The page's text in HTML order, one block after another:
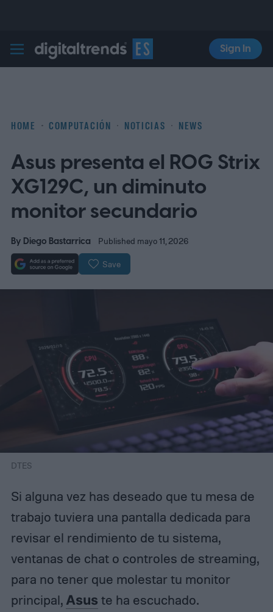
Digital Trends Español
Sign In
HOME COMPUTACIÓN NOTICIAS NEWS
Asus presenta el ROG Strix
XG129C, un diminuto
monitor secundario
By Diego Bastarrica Published mayo 11, 2026
Save
DTES
Si alguna vez has deseado que tu mesa de
trabajo tuviera una pantalla dedicada para
revisar el rendimiento de tu sistema,
ventanas de chat o controles de streaming,
para no tener que molestar tu monitor
principal, Asus te ha escuchado.